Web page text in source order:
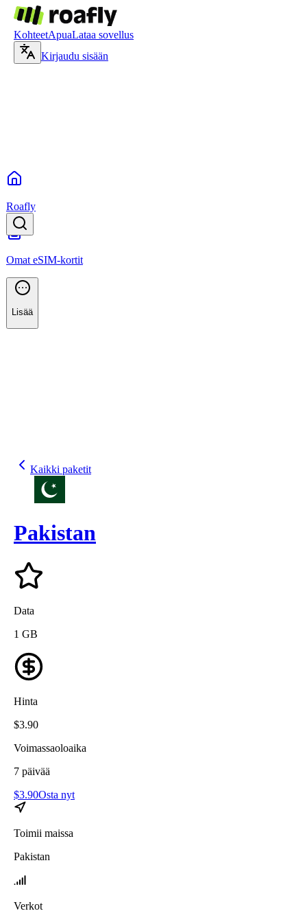
KohteetApuaLataa sovellus
Kirjaudu sisään
Roafly
Omat eSIM-kortit
Lisää
Kaikki paketit
Pakistan
Data
1 GB
Hinta
$3.90
Voimassaoloaika
7 päivää
$3.90Osta nyt
Toimii maissa
Pakistan
Verkot